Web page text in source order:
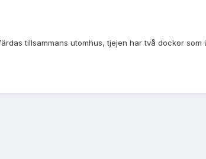
tillsammans utomhus, tjejen har två dockor